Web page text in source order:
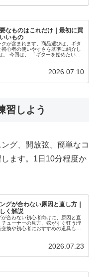
なものはこれだけ｜最初に買
いもの
が含まれます。商品選びは、ギタ
心者の使いやすさを基準に紹介し
。 今回は、 「ギターを始めたいけ
2026.07.10
習しよう
グ、開放弦、簡単なコ
ます。1日10分程度か
グが合わない原因と直し方｜
く解説
合わない初心者向けに、原因と直
チューナーの見方、弦がすぐ狂う理
換や初心者におすすめの道具も紹
2026.07.23